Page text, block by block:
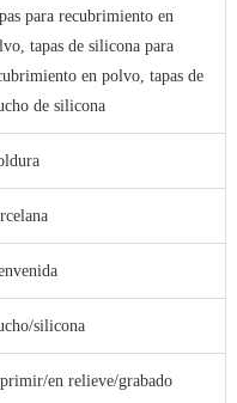
para recubrimiento en
tapas de silicona para
en polvo, tapas de
de silicona
silicona
en relieve/grabado